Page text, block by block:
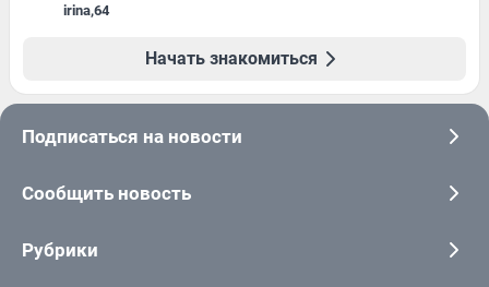
irina,64
Начать знакомиться
Подписаться на новости
Сообщить новость
Рубрики